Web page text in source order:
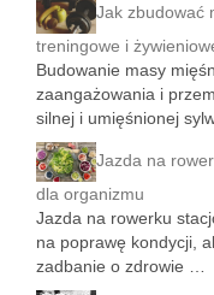
Jak zbudować
treningowe i
Budowanie masy
zaangażowania i
silnej i umięśnionej
Jazda na
dla organizmu
Jazda na rowerku
na poprawę kondycji,
zadbanie o zdrowie …